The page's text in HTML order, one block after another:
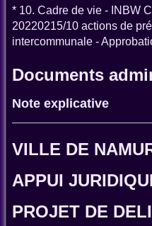
* 10. Cadre de vie - INBW
20220215/10 actions de
intercommunale -
Documents
Note explicative
VILLE DE
APPUI
PROJET DE